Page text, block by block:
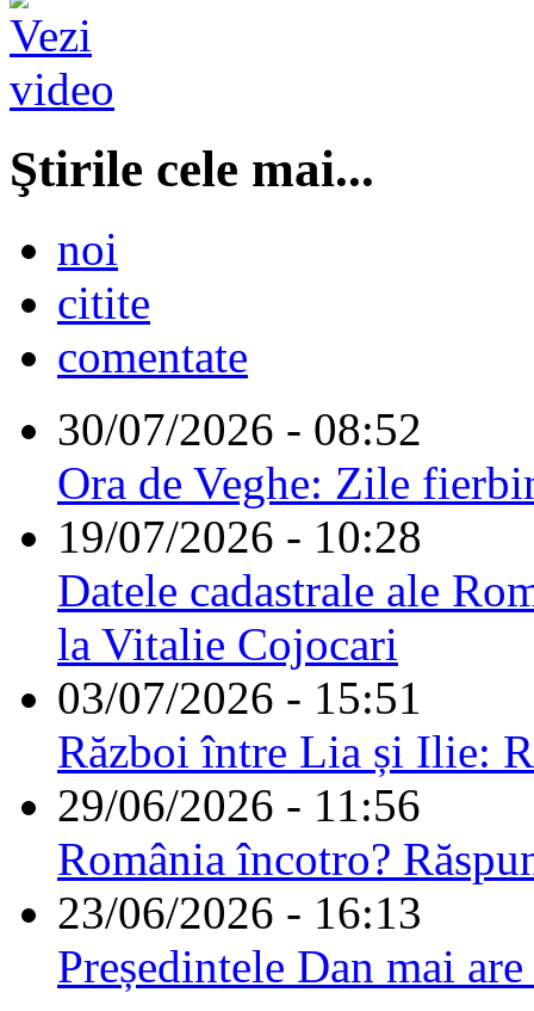
Ştirile cele mai...
noi
citite
comentate
30/07/2026 - 08:52
Ora de Veghe: Zile
19/07/2026 - 10:28
Datele cadastrale ale
la Vitalie Cojocari
03/07/2026 - 15:51
Război între Lia și Ilie:
29/06/2026 - 11:56
România încotro?
23/06/2026 - 16:13
Președintele Dan mai